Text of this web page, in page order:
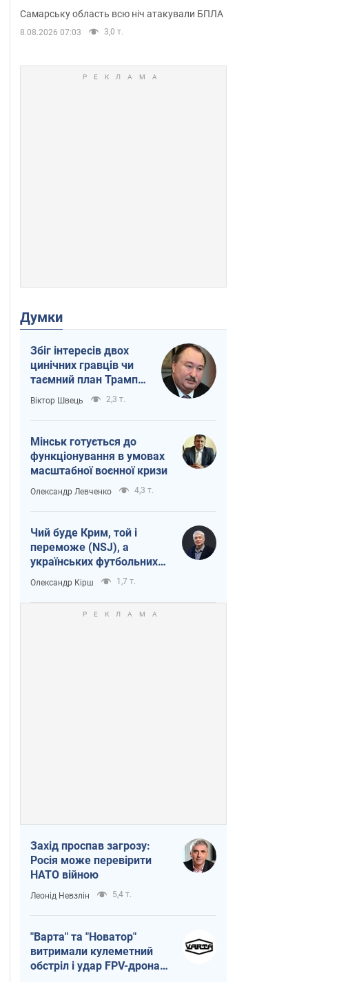
Самарську область всю ніч атакували БПЛА
8.08.2026 07:03 3,0 т.
Думки
Збіг інтересів двох
цинічних гравців чи
таємний план Трампа
і Путіна?
Віктор Швець 2,3 т.
Мінськ готується до
функціонування в умовах
масштабної воєнної кризи
Олександр Левченко 4,3 т.
Чий буде Крим, той і
переможе (NSJ), а
українських футбольних
чиновників можуть
назвати вбивцями
Олександр Кірш 1,7 т.
Захід проспав загрозу:
Росія може перевірити
НАТО війною
Леонід Невзлін 5,4 т.
"Варта" та "Новатор"
витримали кулеметний
обстріл і удар FPV-дрона,